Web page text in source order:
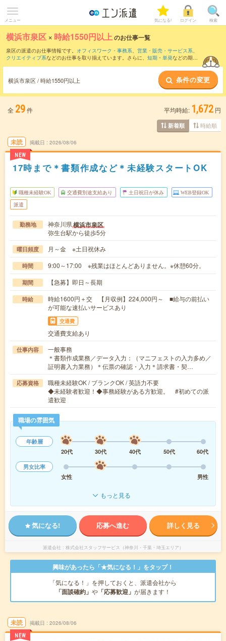
メニュー 気になる! ログイン 検索
横浜市泉区 × 時給1550円以上のお仕事一覧
泉区の派遣のお仕事情報です。 オフィスワーク・事務系、 営業・販売・サービス系、
クリエイティブ系などのお仕事を取り揃えています。さらに、 短期 ・ 単発などの期間
横浜市泉区 / 時給1550円以上 条件の変更
全 29件 平均時給: 1,672 円
新着順 時給順
未読
NEW
掲載日 2026/08/06
17時まで＊書類作成など＊未経験スタートOK
職種未経験OK 交通費別途支給あり 土日祝日が休み WEB登録OK
派遣
勤務地 神奈川県横浜市泉区
弥生台駅から徒歩5分
曜日頻度 月～金 ※土日祝休み
時間 9:00～17:00 ※残業はほとんどありません。※休憩60分。
期間 【急募】即日～長期
時給
時給1600円＋交 【月収例】224,000円～ ■給与の前払い
が可能な速払いサービスあり
交通費
交通費支給あり
仕事内容
一般事務
＊書類作成業務／データ入力：（マニフェストの入力多め／
証明書入力業務）＊伝票の確認・入力＊請求書・契…
応募資格
職種未経験OK / ブランクOK / 英語力不要
◆未経験者歓迎！◆事務経験がある方歓迎。 #初めての派
遣歓迎
職場の雰囲気
年齢層
20代
30代 40代 50代
60代
男女比率
女性
男性
もっと見る
気になる! 応募へ進む 詳しく見る
派遣会社 株式会社スタッフサービス（神奈川・千葉・埼玉エリア）
興味があったら「★気になる！」をタップ！
「気になる！」を押しておくと、派遣会社から
「面談確約」 や 「応募歓迎」 が届きます！
未読
NEW
掲載日 2026/08/06